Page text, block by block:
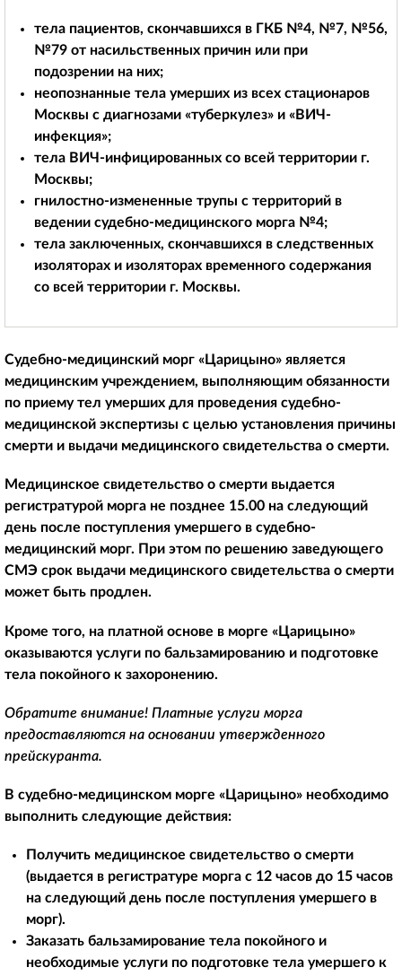
тела пациентов, скончавшихся в ГКБ №4, №7, №56,
№79 от насильственных причин или при
подозрении на них;
неопознанные тела умерших из всех стационаров
Москвы с диагнозами «туберкулез» и «ВИЧ-
инфекция»;
тела ВИЧ-инфицированных со всей территории г.
Москвы;
гнилостно-измененные трупы с территорий в
ведении судебно-медицинского морга №4;
тела заключенных, скончавшихся в следственных
изоляторах и изоляторах временного содержания
со всей территории г. Москвы.
Судебно-медицинский морг «Царицыно» является
медицинским учреждением, выполняющим обязанности
по приему тел умерших для проведения судебно-
медицинской экспертизы с целью установления причины
смерти и выдачи медицинского свидетельства о смерти.
Медицинское свидетельство о смерти выдается
регистратурой морга не позднее 15.00 на следующий
день после поступления умершего в судебно-
медицинский морг. При этом по решению заведующего
СМЭ срок выдачи медицинского свидетельства о смерти
может быть продлен.
Кроме того, на платной основе в морге «Царицыно»
оказываются услуги по бальзамированию и подготовке
тела покойного к захоронению.
Обратите внимание! Платные услуги морга
предоставляются на основании утвержденного
прейскуранта.
В судебно-медицинском морге «Царицыно» необходимо
выполнить следующие действия:
Получить медицинское свидетельство о смерти
(выдается в регистратуре морга с 12 часов до 15 часов
на следующий день после поступления умершего в
морг).
Заказать бальзамирование тела покойного и
необходимые услуги по подготовке тела умершего к